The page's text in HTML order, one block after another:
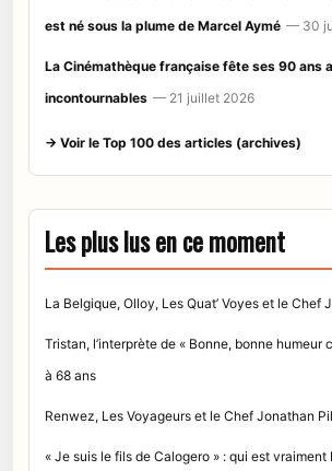
est né sous la plume de Marcel Aymé — 30
La Cinémathèque française fête ses 90 ans
incontournables — 21 juillet 2026
→ Voir le Top 100 des articles (archives)
Les plus lus en ce moment
La Belgique, Olloy, Les Quat’ Voyes et le Chef
Tristan, l’interprète de « Bonne, bonne humeur
à 68 ans
Renwez, Les Voyageurs et le Chef Jonathan
« Je suis le fils de Calogero » : qui est vraiment